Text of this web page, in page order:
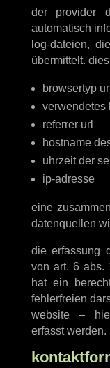
der provider
automatisch
log-dateien,
übermittelt.
browsertyp
verwendetes
referrer url
hostname
uhrzeit der
ip-adresse
eine
datenquellen
die erfassung
von art. 6 abs.
hat ein
fehlerfreien
website –
erfasst werden.